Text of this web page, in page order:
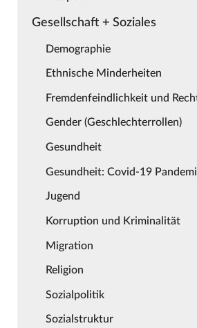
Gesellschaft + Soziales
Demographie
Ethnische Minderheiten
Fremdenfeindlichkeit und
Gender (Geschlechterrollen)
Gesundheit
Gesundheit: Covid-19
Jugend
Korruption und Kriminalität
Migration
Religion
Sozialpolitik
Sozialstruktur